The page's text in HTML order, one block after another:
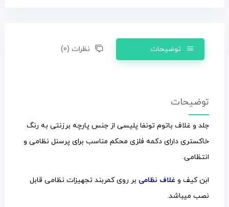
توضیحات نظرات (0)
توضیحات
جلد و غلاف باتوم تونفا پلیسی از جنس پارچه برزنتی به رنگ
خاکستری دارای دکمه فلزی محکم مناسب برای پرسنل نظامی و
انتظامی.
ابن کیف و غلاف نظامی بر روی کمربند تجهیزات نظامی قابل
نصب میباشد.